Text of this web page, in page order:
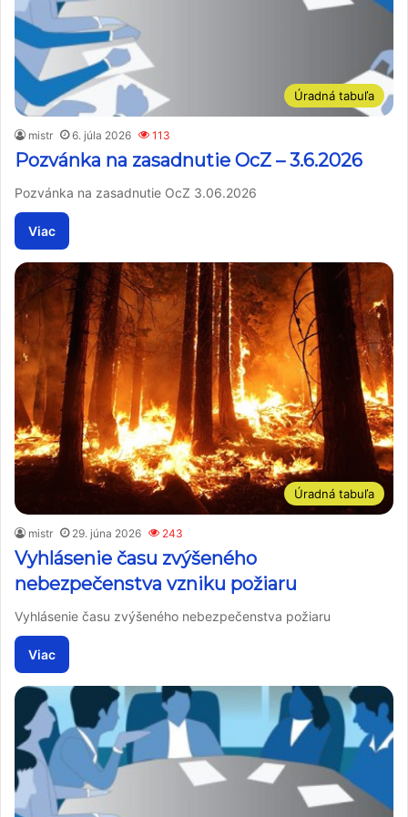
Úradná tabuľa
mistr 6. júla 2026 113
Pozvánka na zasadnutie OcZ – 3.6.2026
Pozvánka na zasadnutie OcZ 3.06.2026
Viac
Úradná tabuľa
mistr 29. júna 2026 243
Vyhlásenie času zvýšeného
nebezpečenstva vzniku požiaru
Vyhlásenie času zvýšeného nebezpečenstva požiaru
Viac